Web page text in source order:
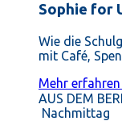
Sophie for
Wie die
mit Café,
Mehr
AUS DEM
Nachmittag